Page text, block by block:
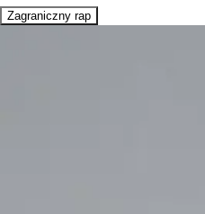
Zagraniczny rap